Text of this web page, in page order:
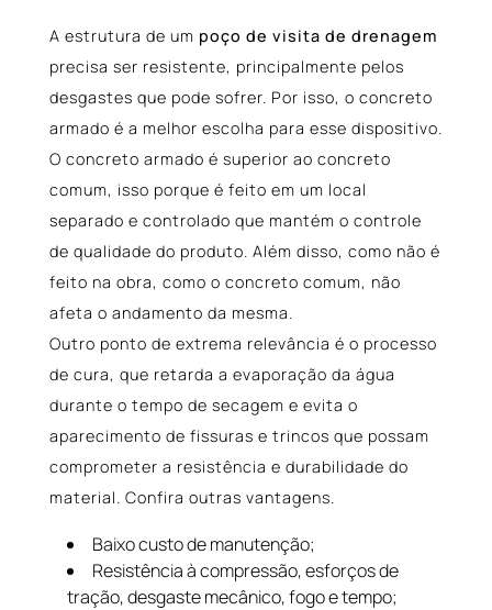
A estrutura de um poço de visita de drenagem
precisa ser resistente, principalmente pelos
desgastes que pode sofrer. Por isso, o concreto
armado é a melhor escolha para esse dispositivo.
O concreto armado é superior ao concreto
comum, isso porque é feito em um local
separado e controlado que mantém o controle
de qualidade do produto. Além disso, como não é
feito na obra, como o concreto comum, não
afeta o andamento da mesma.
Outro ponto de extrema relevância é o processo
de cura, que retarda a evaporação da água
durante o tempo de secagem e evita o
aparecimento de fissuras e trincos que possam
comprometer a resistência e durabilidade do
material. Confira outras vantagens.
Baixo custo de manutenção;
Resistência à compressão, esforços de
tração, desgaste mecânico, fogo e tempo;